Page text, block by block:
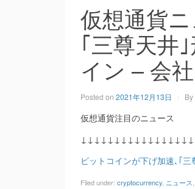
仮想通貨
｢三尊天井
イン – 会
Posted on 2021年12月13日 By
仮想通貨注目のニュース
ビットコインが下げ加速､｢
Filed under: cryptocurrency ニュース